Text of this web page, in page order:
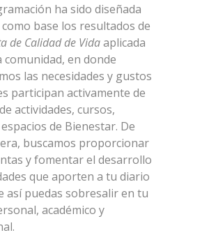
ha sido diseñada
base los resultados de
de Calidad de Vidaaplicada
comunidad, en donde
las necesidades y gustos
participan activamente de
actividades, cursos,
de Bienestar. De
buscamos proporcionar
y fomentar el desarrollo
que aporten a tu diario
así puedas sobresalir en tu
académico y